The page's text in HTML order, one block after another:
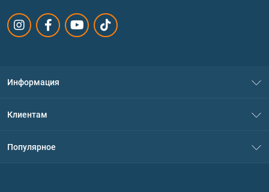
Информация
Политика конфиденциальности
Клиентам
Популярное